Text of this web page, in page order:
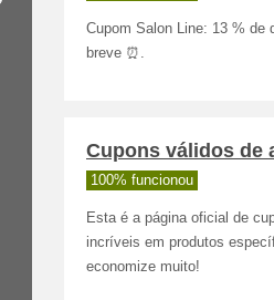
Cupom Salon Line: 13 % de
breve ⏰.
Cupons válidos de
100% funcionou
Esta é a página oficial de
incríveis em produtos
economize muito!